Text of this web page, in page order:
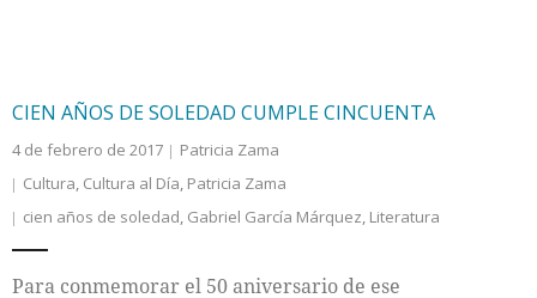
CIEN AÑOS DE SOLEDAD CUMPLE CINCUENTA
4 de febrero de 2017
Patricia Zama
Cultura, Cultura al Día, Patricia Zama
cien años de soledad, Gabriel García Márquez, Literatura
Para conmemorar el 50 aniversario de ese